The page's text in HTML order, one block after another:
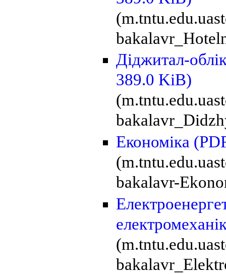
Діджитал-
389.0 KiB)
Економіка
bakalavr-